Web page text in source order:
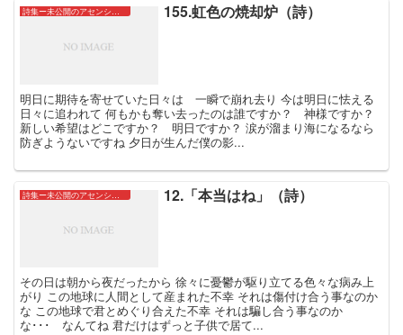
詩集ー未公開のアセンションたちー 155.虹色の焼却炉（詩）
明日に期待を寄せていた日々は 一瞬で崩れ去り 今は明日に怯える
日々に追われて 何もかも奪い去ったのは誰ですか？ 神様ですか？
新しい希望はどこですか？ 明日ですか？ 涙が溜まり海になるなら
防ぎようないですね 夕日が生んだ僕の影...
詩集ー未公開のアセンションたちー 12.「本当はね」（詩）
その日は朝から夜だったから 徐々に憂鬱が駆り立てる色々な病み上
がり この地球に人間として産まれた不幸 それは傷付け合う事なのか
な この地球で君とめぐり合えた不幸 それは騙し合う事なのか
な･･･ なんてね 君だけはずっと子供で居て...